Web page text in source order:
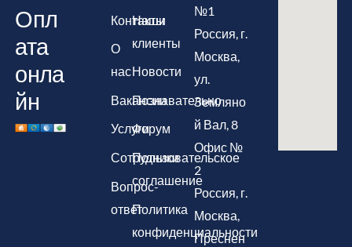
Опл
ата
онла
йн
Контакты
О
нас
Вакансии
Услуги
Сотрудники
Вопрос-
ответ
Наши
клиенты
Новости
Познавательно
Форум
Пользовательское
соглашение
Политика
конфиденциальности
№1
Россия, г.
Москва,
ул.
Земляно
й Вал, 8
Офис №
2
Россия, г.
Москва,
Преснен